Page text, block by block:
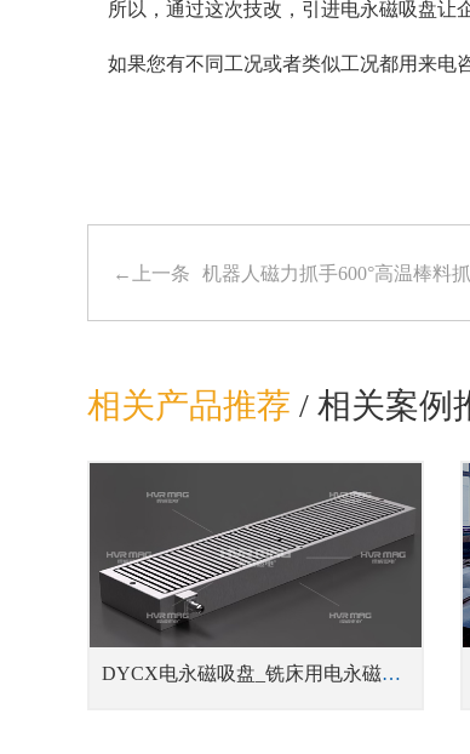
所以，通过这次技改，引进电永磁吸盘让
如果您有不同工况或者类似工况都用来电
←上一条 机器人磁力抓手600°高温棒料
相关产品推荐 / 相关案例
DYCX电永磁吸盘_铣床用电永磁吸盘